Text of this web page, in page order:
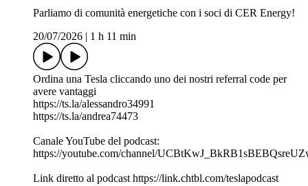
Parliamo di comunità energetiche con i soci di CER Energy!
20/07/2026
1 h 11 min
Ordina una Tesla cliccando uno dei nostri referral code per
avere vantaggi
https://ts.la/alessandro34991
https://ts.la/andrea74473
Canale YouTube del podcast:
https://youtube.com/channel/
Link diretto al podcast https://link.chtbl.com/teslapodcast